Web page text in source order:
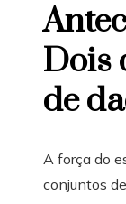
Dois
de
A força do
conjuntos